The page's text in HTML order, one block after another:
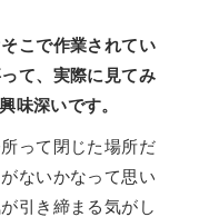
こで作業されてい
て、実際に見てみ
味深いです。
って閉じた場所だ
ないかなって思い
引き締まる気がし